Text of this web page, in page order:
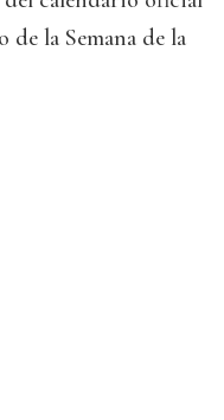
la Semana de la